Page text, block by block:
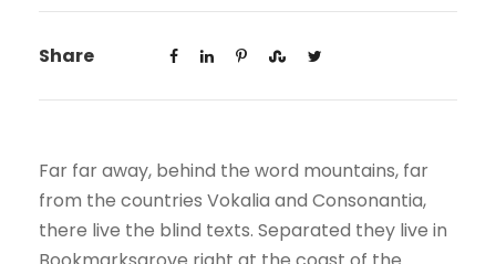
Share
Far far away, behind the word mountains, far
from the countries Vokalia and Consonantia,
there live the blind texts. Separated they live in